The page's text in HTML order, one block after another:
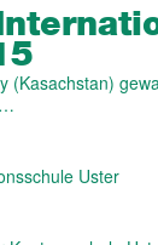
(Kasachstan)
Uster